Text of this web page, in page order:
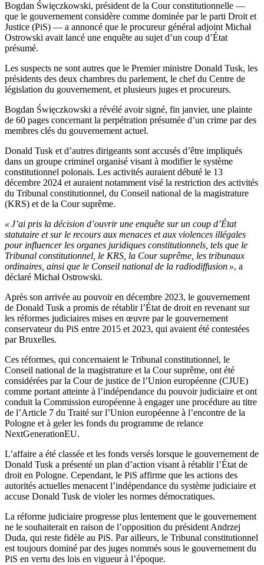
Bogdan Święczkowski, président de la Cour constitutionnelle —
que le gouvernement considère comme dominée par le parti Droit et
Justice (PiS) — a annoncé que le procureur général adjoint Michał
Ostrowski avait lancé une enquête au sujet d’un coup d’État
présumé.
Les suspects ne sont autres que le Premier ministre Donald Tusk, les
présidents des deux chambres du parlement, le chef du Centre de
législation du gouvernement, et plusieurs juges et procureurs.
Bogdan Święczkowski a révélé avoir signé, fin janvier, une plainte
de 60 pages concernant la perpétration présumée d’un crime par des
membres clés du gouvernement actuel.
Donald Tusk et d’autres dirigeants sont accusés d’être impliqués
dans un groupe criminel organisé visant à modifier le système
constitutionnel polonais. Les activités auraient débuté le 13
décembre 2024 et auraient notamment visé la restriction des activités
du Tribunal constitutionnel, du Conseil national de la magistrature
(KRS) et de la Cour suprême.
« J’ai pris la décision d’ouvrir une enquête sur un coup d’État
statutaire et sur le recours aux menaces et aux violences illégales
pour influencer les organes juridiques constitutionnels, tels que le
Tribunal constitutionnel, le KRS, la Cour suprême, les tribunaux
ordinaires, ainsi que le Conseil national de la radiodiffusion », a
déclaré Michał Ostrowski.
Après son arrivée au pouvoir en décembre 2023, le gouvernement
de Donald Tusk a promis de rétablir l’État de droit en revenant sur
les réformes judiciaires mises en œuvre par le gouvernement
conservateur du PiS entre 2015 et 2023, qui avaient été contestées
par Bruxelles.
Ces réformes, qui concernaient le Tribunal constitutionnel, le
Conseil national de la magistrature et la Cour suprême, ont été
considérées par la Cour de justice de l’Union européenne (CJUE)
comme portant atteinte à l’indépendance du pouvoir judiciaire et ont
conduit la Commission européenne à engager une procédure au titre
de l’Article 7 du Traité sur l’Union européenne à l’encontre de la
Pologne et à geler les fonds du programme de relance
NextGenerationEU.
L’affaire a été classée et les fonds versés lorsque le gouvernement de
Donald Tusk a présenté un plan d’action visant à rétablir l’État de
droit en Pologne. Cependant, le PiS affirme que les actions des
autorités actuelles menacent l’indépendance du système judiciaire et
accuse Donald Tusk de violer les normes démocratiques.
La réforme judiciaire progresse plus lentement que le gouvernement
ne le souhaiterait en raison de l’opposition du président Andrzej
Duda, qui reste fidèle au PiS. Par ailleurs, le Tribunal constitutionnel
est toujours dominé par des juges nommés sous le gouvernement du
PiS en vertu des lois en vigueur à l’époque.